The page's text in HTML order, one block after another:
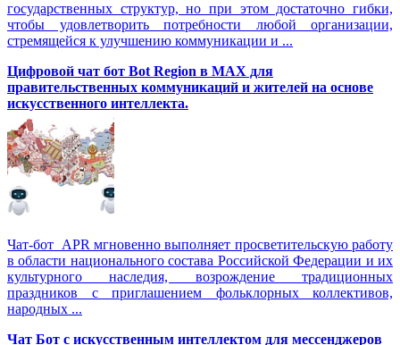
государственных структур, но при этом достаточно гибки,
чтобы удовлетворить потребности любой организации,
стремящейся к улучшению коммуникации и ...
Цифровой чат бот Вot Region в MAX для
правительственных коммуникаций и жителей на основе
искусственного интеллекта.
Чат-бот APR мгновенно выполняет просветительскую работу
в области национального состава Российской Федерации и их
культурного наследия, возрождение традиционных
праздников с приглашением фольклорных коллективов,
народных ...
Чат Бот с искусственным интеллектом для мессенджеров